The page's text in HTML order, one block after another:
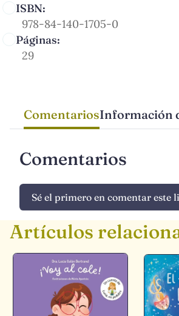
ISBN:
978-84-140-1705-0
Páginas:
29
ComentariosInformación
Comentarios
Sé el primero en comentar este
Artículos